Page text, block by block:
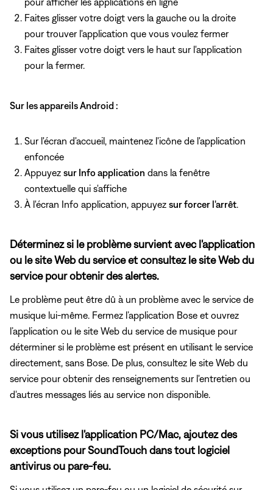
Faites glisser votre doigt vers la gauche ou la droite
pour trouver l'application que vous voulez fermer
Faites glisser votre doigt vers le haut sur l'application
pour la fermer.
Sur les appareils Android :
Sur l'écran d'accueil, maintenez l'icône de l'application
enfoncée
Appuyez sur Info application dans la fenêtre
contextuelle qui s'affiche
À l'écran Info application, appuyez sur forcer l'arrêt
Déterminez si le problème survient avec l'application
ou le site Web du service et consultez le site Web du
service pour obtenir des alertes.
Le problème peut être dû à un problème avec le service de
musique lui-même. Fermez l’application Bose et ouvrez
l’application ou le site Web du service de musique pour
déterminer si le problème est présent en utilisant le service
directement, sans Bose. De plus, consultez le site Web du
service pour obtenir des renseignements sur l'entretien ou
d'autres messages liés au service non disponible.
Si vous utilisez l'application PC/Mac, ajoutez des
exceptions pour SoundTouch dans tout logiciel
antivirus ou pare-feu.